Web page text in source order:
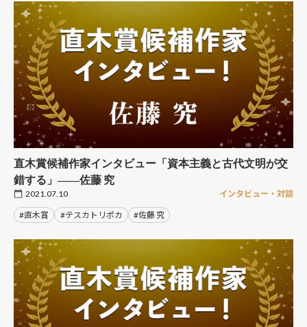
直木賞候補作家インタビュー「資本主義と古代文明が交
錯する」――佐藤 究
2021.07.10 インタビュー・対談
#直木賞 #テスカトリポカ #佐藤 究